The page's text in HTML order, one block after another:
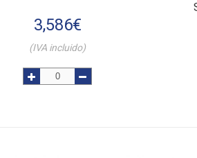
3,586€
(IVA incluido)